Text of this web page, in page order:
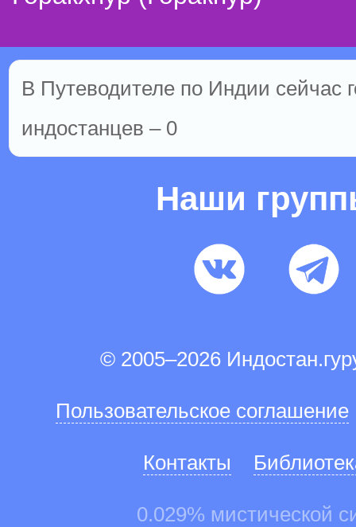
В Путеводителе по Индии сейчас
индостанцев – 0
Наши
© 2005–2026
Пользовательское соглашение
Контакты
0.029% мистической